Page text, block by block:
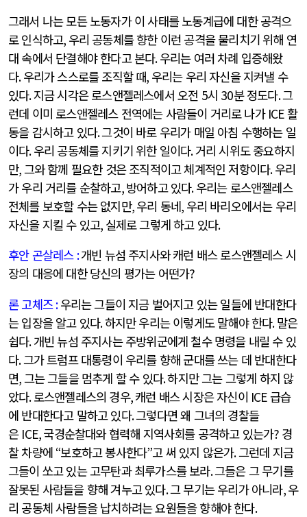
그래서 나는 모든 노동자가 이 사태를 노동계급에 대한 공격으
로 인식하고, 우리 공동체를 향한 이런 공격을 물리치기 위해 연
대 속에서 단결해야 한다고 본다.우리는 여러 차례 입증해왔
다.우리가 스스로를 조직할 때, 우리는 우리 자신을 지켜낼 수
있다.지금 시각은 로스앤젤레스에서 오전 5시 30분 정도다.그
런데 이미 로스앤젤레스 전역에는 사람들이 거리로 나가 ICE활
동을 감시하고 있다.그것이 바로 우리가 매일 아침 수행하는 일
이다.우리 공동체를 지키기 위한 일이다.거리 시위도 중요하지
만,그와 함께 필요한 것은 조직적이고 체계적인 저항이다.우리
가 우리 거리를 순찰하고,방어하고 있다.우리는 로스앤젤레스
전체를 보호할 수는 없지만,우리 동네, 우리 바리오에서는 우리
자신을 지킬 수 있고, 실제로 그렇게 하고 있다.
후안 곤살레스 :개빈 뉴섬 주지사와 캐런 배스 로스앤젤레스 시
장의 대응에 대한 당신의 평가는 어떤가?
론 고체즈:우리는 그들이 지금 벌어지고 있는 일들에 반대한다
는 입장을 알고 있다.하지만 우리는 이렇게도 말해야 한다.말은
쉽다.개빈 뉴섬 주지사는 주방위군에게 철수 명령을 내릴 수 있
다.그가 트럼프 대통령이 우리를 향해 군대를 쓰는 데 반대한다
면,그는 그들을 멈추게 할 수 있다.하지만 그는 그렇게 하지 않
았다.로스앤젤레스의 경우,캐런 배스 시장은 자신이 ICE급습
에 반대한다고 말하고 있다.그렇다면 왜 그녀의 경찰들
은 ICE,국경순찰대와 협력해 지역사회를 공격하고 있는가? 경
찰 차량에 “보호하고 봉사한다”고 써 있지 않은가.그런데 지금
그들이 쏘고 있는 고무탄과 최루가스를 보라.그들은 그 무기를
잘못된 사람들을 향해 겨누고 있다.그 무기는 우리가 아니라,우
리 공동체 사람들을 납치하려는 요원들을 향해야 한다.